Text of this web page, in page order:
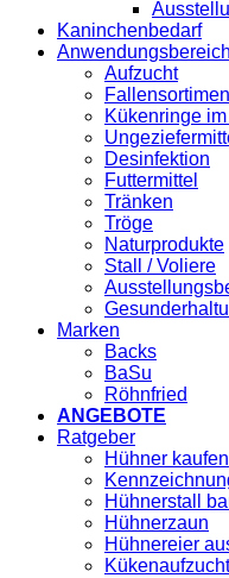
Kaninchenbedarf
Anwendungsbereich
Aufzucht
Kükenringe
Desinfektion
Futtermittel
Tränken
Tröge
Naturprodukte
Stall / Voliere
Marken
Backs
BaSu
Röhnfried
ANGEBOTE
Ratgeber
Hühner kaufen
Hühnerstall
Hühnerzaun
Hühnereier
Kükenaufzucht